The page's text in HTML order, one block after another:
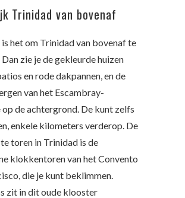
Trinidad van bovenaf
het om Trinidad van bovenaf te
zie je de gekleurde huizen
en rode dakpannen, en de
van het Escambray-
de achtergrond. De kunt zelfs
enkele kilometers verderop. De
toren in Trinidad is de
klokkentoren van het Convento
die je kunt beklimmen.
zit in dit oude klooster